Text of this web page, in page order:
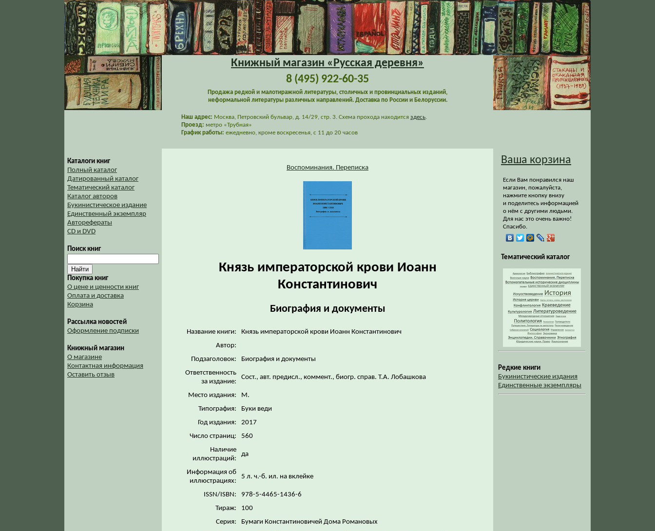
Книжный магазин «Русская деревня»
8 (495) 922-60-35
Продажа редкой и малотиражной литературы, столичных и провинциальных изданий,
неформальной литературы различных направлений. Доставка по России и Белоруссии.
Наш адрес: Москва, Петровский бульвар, д. 14/29, стр. 3. Схема прохода находится здесь.
Проезд: метро «Трубная»
График работы: ежедневно, кроме воскресенья, с 11 до 20 часов
Каталоги книг
Полный каталог
Датированный каталог
Тематический каталог
Каталог авторов
Букинистическое издание
Единственный экземпляр
Авторефераты
CD и DVD
Поиск книг
Покупка книг
О цене и ценности книг
Оплата и доставка
Корзина
Рассылка новостей
Оформление подписки
Книжный магазин
О магазине
Контактная информация
Оставить отзыв
Воспоминания. Переписка
Князь императорской крови Иоанн
Константинович
Биография и документы
Название книги:
Князь императорской крови Иоанн Константинович
Автор:
Подзаголовок:
Биография и документы
Ответственность
за издание:
Сост., авт. предисл., коммент., биогр. справ. Т.А. Лобашкова
Место издания:
М.
Типография:
Буки веди
Год издания:
2017
Число страниц:
560
Наличие
иллюстраций:
да
Информация об
иллюстрациях:
5 л. ч.-б. ил. на вклейке
ISSN/ISBN:
978-5-4465-1436-6
Тираж:
100
Серия:
Бумаги Константиновичей Дома Романовых
Ваша корзина
Если Вам понравился наш
магазин, пожалуйста,
нажмите кнопку внизу
и поделитесь информацией
о нём с другими людьми.
Для нас это очень важно!
Спасибо.
Тематический каталог
Редкие книги
Букинистические издания
Единственные экземпляры